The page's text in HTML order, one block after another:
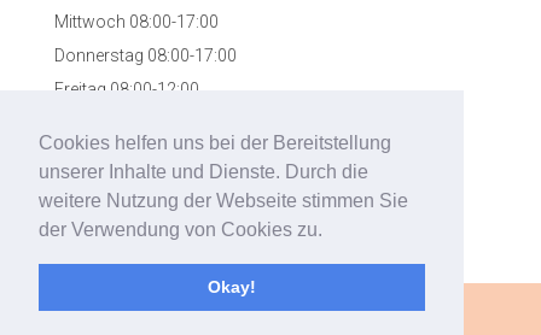
Cookies helfen uns bei der Bereitstellung
unserer Inhalte und Dienste. Durch die
weitere Nutzung der Webseite stimmen Sie
der Verwendung von Cookies zu.
Okay!
Mittwoch 08:00-17:00
Donnerstag 08:00-17:00
Freitag 08:00-12:00
Designed bymylokalesuche GmbH